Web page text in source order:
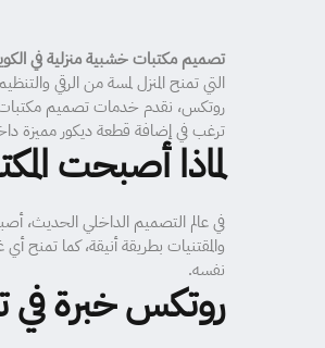
تصميم مكتبات خشبية منزلية في
التي تمنح المنزل لمسة من الرقي
روتكس، نقدم خدمات تصميم مكتبات
ترغب في إضافة قطعة ديكور مميزة
لماذا أصبحت
في عالم التصميم الداخلي الحديث،
والمقتنيات بطريقة أنيقة، كما تمنح
نفسه.
روتكس خبرة في